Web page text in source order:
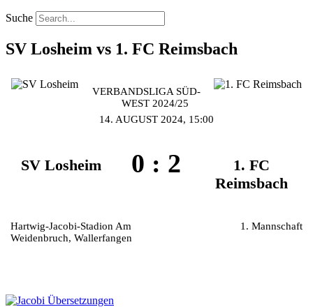
Suche
SV Losheim vs 1. FC Reimsbach
VERBANDSLIGA SÜD-
WEST 2024/25
14. AUGUST 2024, 15:00
SV Losheim 0 : 2
1. FC
Reimsbach
Hartwig-Jacobi-Stadion Am
Weidenbruch, Wallerfangen
1. Mannschaft